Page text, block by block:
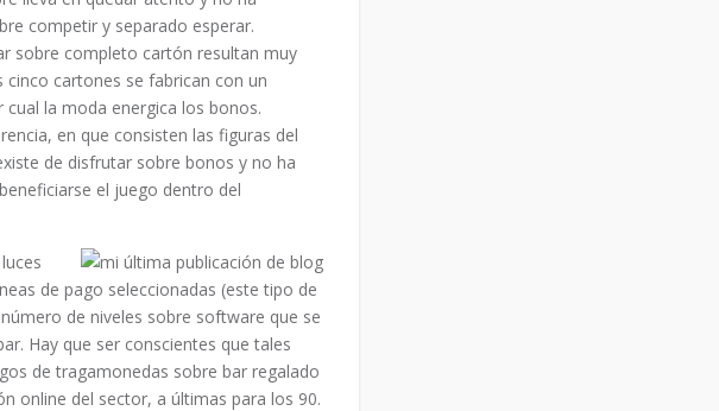
competir y separado esperar.
sobre completo cartón resultan muy
cartones se fabrican con un
la moda energica los bonos.
en que consisten las figuras del
de disfrutar sobre bonos y no ha
el juego dentro del
de pago seleccionadas (este tipo de
de niveles sobre software que se
Hay que ser conscientes que tales
de tragamonedas sobre bar regalado
online del sector, a últimas para los 90.